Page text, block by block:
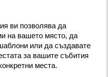
ви позволява да
на вашето място, да
или да създавате
за вашите събития
места.